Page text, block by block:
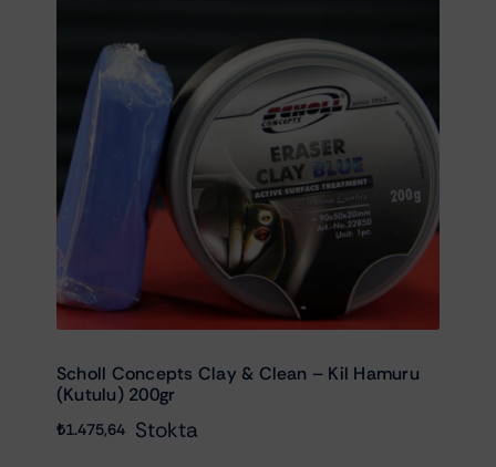
Scholl Concepts Clay & Clean – Kil Hamuru
(Kutulu) 200gr
₺1.475,64 Stokta